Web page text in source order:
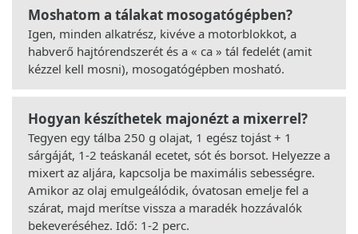
Moshatom a tálakat mosogatógépben?
Igen, minden alkatrész, kivéve a motorblokkot, a
habverő hajtórendszerét és a « ca » tál fedelét (amit
kézzel kell mosni), mosogatógépben mosható.
Hogyan készíthetek majonézt a mixerrel?
Tegyen egy tálba 250 g olajat, 1 egész tojást + 1
sárgáját, 1-2 teáskanál ecetet, sót és borsot. Helyezze a
mixert az aljára, kapcsolja be maximális sebességre.
Amikor az olaj emulgeálódik, óvatosan emelje fel a
szárat, majd merítse vissza a maradék hozzávalók
bekeveréséhez. Idő: 1-2 perc.